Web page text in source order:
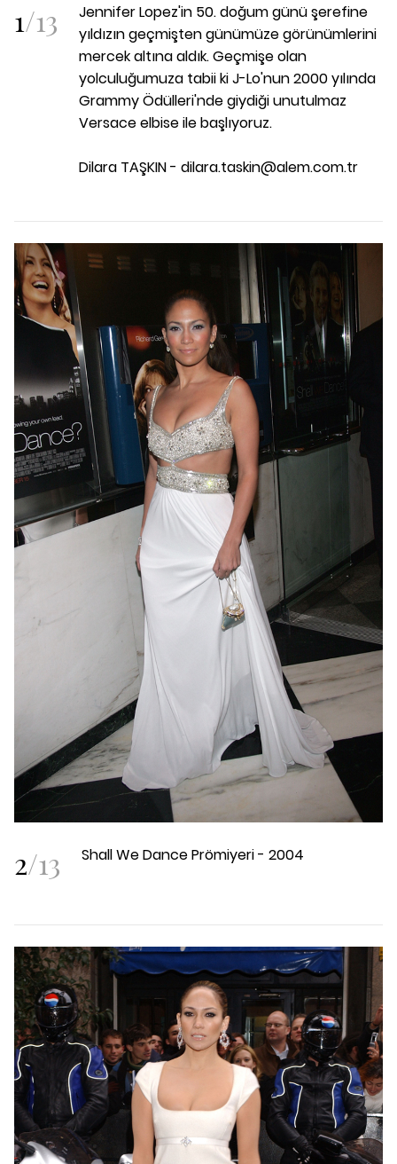
1/13
Jennifer Lopez'in 50. doğum günü şerefine
yıldızın geçmişten günümüze görünümlerini
mercek altına aldık. Geçmişe olan
yolculuğumuza tabii ki J-Lo'nun 2000 yılında
Grammy Ödülleri'nde giydiği unutulmaz
Versace elbise ile başlıyoruz.
Dilara TAŞKIN - dilara.taskin@alem.com.tr
2/13 Shall We Dance Prömiyeri - 2004